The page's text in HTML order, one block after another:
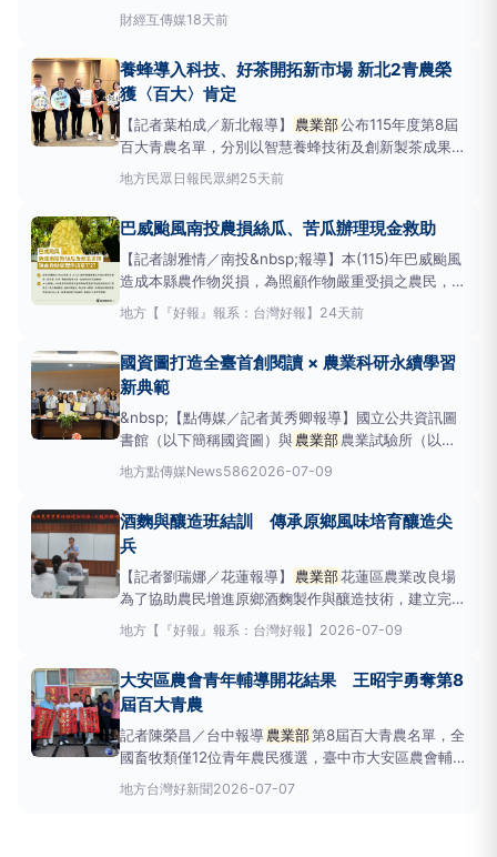
彰化縣計有10位青農入選，占全國將近十分之一，成
績亮眼！從兼具創意與美感的組合盆栽、健康安全的水
口感細緻、深受市場青睞的白精靈菇、葡萄與番石榴；
畜牧產
財經互傳媒18天前
養蜂導入科技、好茶開拓新市場 新北2青農榮
獲〈百大〉肯定
【記者葉柏成／新北報導】 農業部公布115年度第8屆
百大青農名單，分別以智慧養蜂技術及創新製茶成果獲
得肯定。今〈15〉日於新北市政會議中獻獎，市長侯
友宜肯定青農為地方產業注入新動能，也邀請民眾透過
是推動新北農業創新與永續發展的重要力量，
地方民眾日報民眾網25天前
巴威颱風南投農損絲瓜、苦瓜辦理現金救助
【記者謝雅情／南投&nbsp;報導】本(115)年巴威颱風
造成本縣農作物災損，為照顧作物嚴重受損之農民，
農業部 於(13)日公告本縣依據「農業天然災害救助辦
法」第6條辦理現金救助，請受災農民於公告翌日起十
本或土地所有權狀、身分證、私章、
地方 【『好報』報系：台灣好報】 24天前
國資圖打造全臺首創閱讀 × 農業科研永續學習
新典範
&nbsp;【點傳媒／記者黃秀卿報導】國立公共資訊圖
書館（以下簡稱國資圖）與農業部農業試驗所（以下
簡稱農試所）今(7/9)在國資圖正式簽署合作備忘錄
（MOU），攜手推動閱讀、農業科研與永續教育，共
源、閱讀推廣及跨域人才交流等合作計畫，打造
地方點傳媒News5862026-07-09
酒麴與釀造班結訓 傳承原鄉風味培育釀造尖
兵
【記者劉瑞娜／花蓮報導】 農業部花蓮區農業改良場
為了協助農民增進原鄉酒麴製作與釀造技術，建立完善
的食品衛生與安全觀念，並運用在地原物料創造產品附
加價值，進而提升整體農業產值。於115年7月7日至9
麴與釀造製作實務班，吸引了對酒麴與釀造加工有
地方 【『好報』報系：台灣好報】 2026-07-09
大安區農會青年輔導開花結果 王昭宇勇奪第8
屆百大青農
記者陳榮昌／台中報導農業部第8屆百大青農名單，全
國畜牧類僅12位青年農民獲選，臺中市大安區農會輔
導的青年農民王昭宇成功脫穎而出，不僅為個人農業生
涯寫下重要里程碑，更成為大安區農會成立以來首位獲
地方台灣好新聞2026-07-07